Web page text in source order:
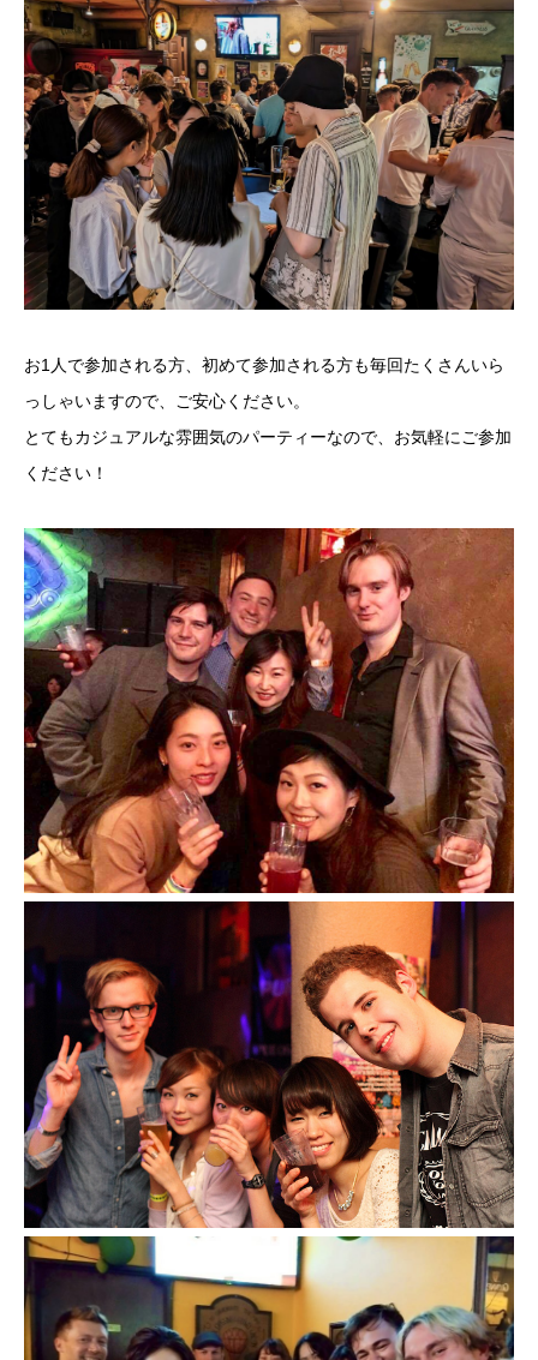
お1人で参加される方、初めて参加される方も毎回たくさんいら
っしゃいますので、ご安心ください。
とてもカジュアルな雰囲気のパーティーなので、お気軽にご参加
ください！